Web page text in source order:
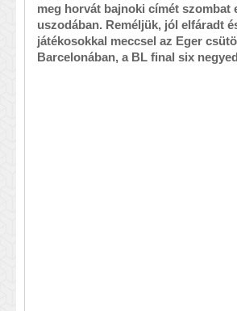
meg horvát bajnoki címét szombat
uszodában. Reméljük, jól elfáradt
játékosokkal meccsel az Eger
Barcelonában, a BL final six